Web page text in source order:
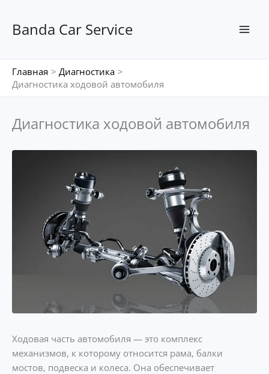
содержимому
Banda Car Service
Главная
Диагностика
Диагностика ходовой автомобиля
Диагностика ходовой автомобиля
Ходовая часть автомобиля — это комплекс
механизмов, к которому относится рама, балки
мостов, подвеска и колеса. Она обеспечивает